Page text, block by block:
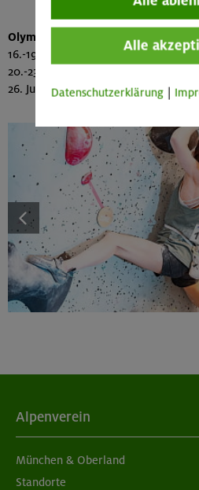
Olympia:
16.-19. Mai: Quali in Shanghai / China
20.-23. Juni : Quali in Budapest /
26. Juli - 11. August: Olympische
Alpenverein
München & Oberland
Standorte
Alle
Datenschutzerklärung